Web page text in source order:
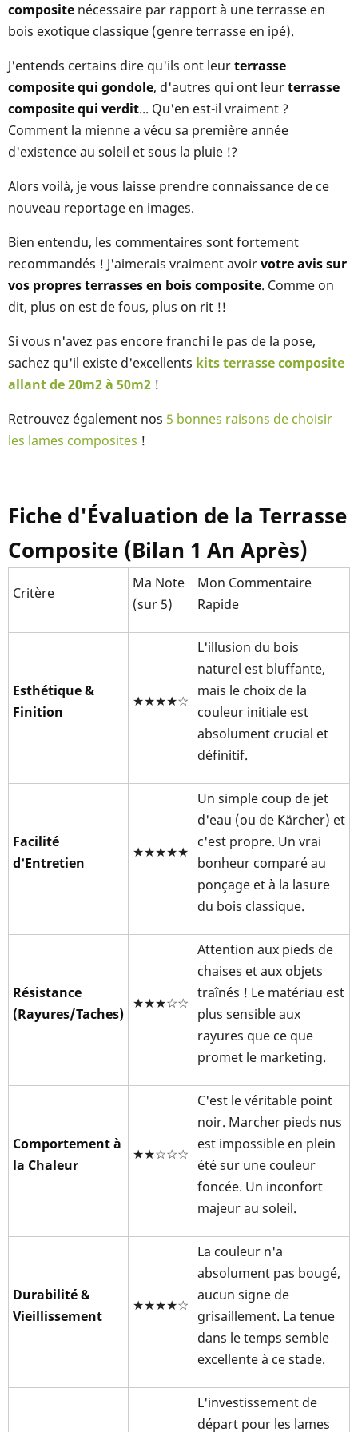
composite nécessaire par rapport à une terrasse en
bois exotique classique (genre terrasse en ipé).
J'entends certains dire qu'ils ont leurterrasse
composite qui gondole, d'autres qui ont leurterrasse
composite qui verdit... Qu'en est-il vraiment ?
Comment la mienne a vécu sa première année
d'existence au soleil et sous la pluie !?
Alors voilà, je vous laisse prendre connaissance de ce
nouveau reportage en images.
Bien entendu, les commentaires sont fortement
recommandés ! J'aimerais vraiment avoirvotre avis sur
vos propres terrasses en bois composite. Comme on
dit, plus on est de fous, plus on rit !!
Si vous n'avez pas encore franchi le pas de la pose,
sachez qu'il existe d'excellents kits terrasse composite
allant de 20m2 à 50m2 !
Retrouvez également nos 5 bonnes raisons de choisir
les lames composites !
Fiche d'Évaluation de la Terrasse
Composite (Bilan 1 An Après)
Critère
Ma Note
(sur 5)
Mon Commentaire
Rapide
Esthétique &
Finition
★★★★☆
L'illusion du bois
naturel est bluffante,
mais le choix de la
couleur initiale est
absolument crucial et
définitif.
Facilité
d'Entretien
★★★★★
Un simple coup de jet
d'eau (ou de Kärcher) et
c'est propre. Un vrai
bonheur comparé au
ponçage et à la lasure
du bois classique.
Résistance
(Rayures/Taches)
★★★☆☆
Attention aux pieds de
chaises et aux objets
traînés ! Le matériau est
plus sensible aux
rayures que ce que
promet le marketing.
Comportement à
la Chaleur
★★☆☆☆
C'est le véritable point
noir. Marcher pieds nus
est impossible en plein
été sur une couleur
foncée. Un inconfort
majeur au soleil.
Durabilité &
Vieillissement
★★★★☆
La couleur n'a
absolument pas bougé,
aucun signe de
grisaillement. La tenue
dans le temps semble
excellente à ce stade.
L'investissement de
départ pour les lames